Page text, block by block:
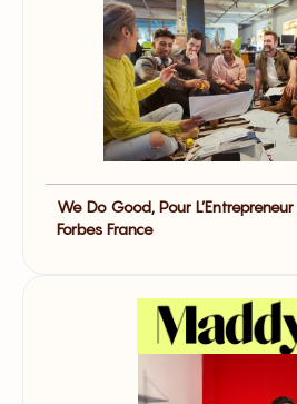
We Do Good, Pour
Forbes France